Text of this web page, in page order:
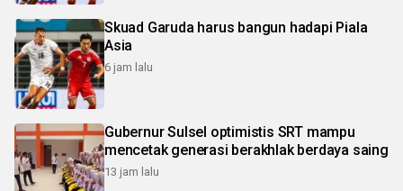
Skuad Garuda harus bangun hadapi Piala
Asia
6 jam lalu
Gubernur Sulsel optimistis SRT mampu
mencetak generasi berakhlak berdaya saing
13 jam lalu